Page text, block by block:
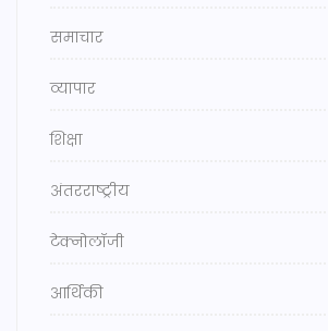
समाचार
व्यापार
शिक्षा
अंतरराष्ट्रीय
टेक्नोलॉजी
आर्थिकी